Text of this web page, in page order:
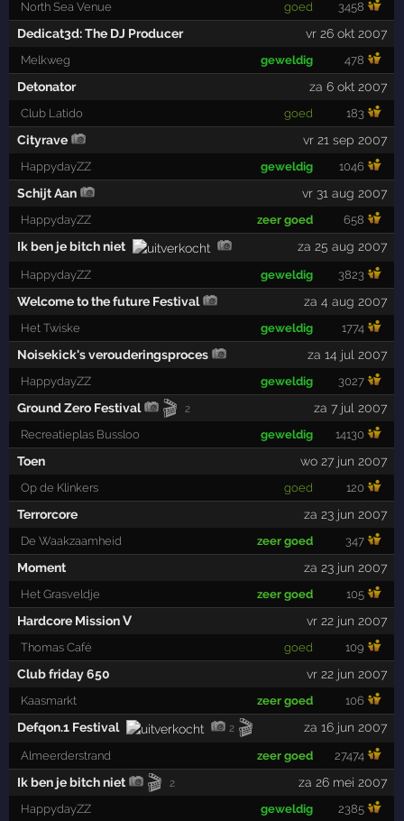
North Sea Venue goed 3458
Dedicat3d: The DJ Producer vr 26 okt 2007
Melkweg geweldig 478
Detonator za 6 okt 2007
Club Latido goed 183
Cityrave vr 21 sep 2007
HappydayZZ geweldig 1046
Schijt Aan vr 31 aug 2007
HappydayZZ zeer goed 658
Ik ben je bitch niet za 25 aug 2007
HappydayZZ geweldig 3823
Welcome to the future Festival za 4 aug 2007
Het Twiske geweldig 1774
Noisekick's verouderingsproces za 14 jul 2007
HappydayZZ geweldig 3027
Ground Zero Festival 🎬 2 za 7 jul 2007
Recreatieplas Bussloo geweldig 14130
Toen wo 27 jun 2007
Op de Klinkers goed 120
Terrorcore za 23 jun 2007
De Waakzaamheid zeer goed 347
Moment za 23 jun 2007
Het Grasveldje zeer goed 105
Hardcore Mission Ⅴ vr 22 jun 2007
Thomas Café goed 109
Club friday 650 vr 22 jun 2007
Kaasmarkt zeer goed 106
Defqon.1 Festival 2 🎬 za 16 jun 2007
Almeerderstrand zeer goed 27474
Ik ben je bitch niet 🎬 2 za 26 mei 2007
HappydayZZ geweldig 2385